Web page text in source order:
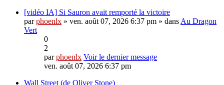
[vidéo IA] Si Sauron avait remporté la victoire
parphoenlx » ven. août 07, 2026 6:37 pm » dans Au Dragon
Vert
0
2
parphoenlx Voir le dernier message
ven. août 07, 2026 6:37 pm
Wall Street (de Oliver Stone)